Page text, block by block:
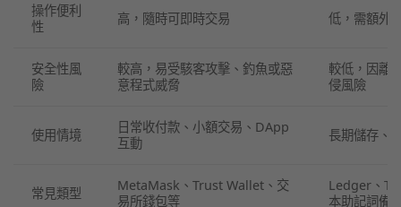
操作便利
性
高，隨時可即時交易 低，需額外
安全性風
險
較高，易受駭客攻擊、釣魚或惡
意程式威脅
較低，因離
侵風險
使用情境
日常收付款、小額交易、DApp
互動
長期儲存、
常見類型
MetaMask、Trust Wallet、交
易所錢包等
Ledger、
本助記詞備